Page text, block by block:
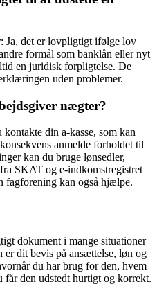
Ja, det er lovpligtigt ifølge lov
formål som banklån eller nyt
en juridisk forpligtelse. De
uden problemer.
nægter?
din a-kasse, som kan
anmelde forholdet til
kan du bruge lønsedler,
SKAT og e-indkomstregistret
fagforening kan også hjælpe.
dokument i mange situationer
er dit bevis på ansættelse, løn og
du har brug for den, hvem
den udstedt hurtigt og korrekt.